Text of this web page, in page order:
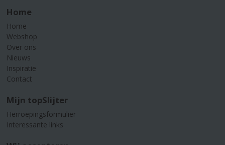
Home
Home
Webshop
Over ons
Nieuws
Inspiratie
Contact
Mijn topSlijter
Herroepingsformulier
Interessante links